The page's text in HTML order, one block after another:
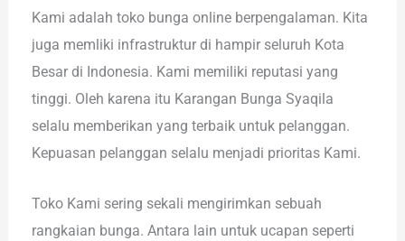
Kami adalah toko bunga online berpengalaman. Kita
juga memliki infrastruktur di hampir seluruh Kota
Besar di Indonesia. Kami memiliki reputasi yang
tinggi. Oleh karena itu Karangan Bunga Syaqila
selalu memberikan yang terbaik untuk pelanggan.
Kepuasan pelanggan selalu menjadi prioritas Kami.
Toko Kami sering sekali mengirimkan sebuah
rangkaian bunga. Antara lain untuk ucapan seperti